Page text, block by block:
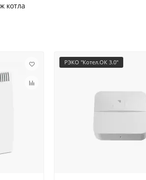
котла
РЭКО "Котел.ОК 3.0"